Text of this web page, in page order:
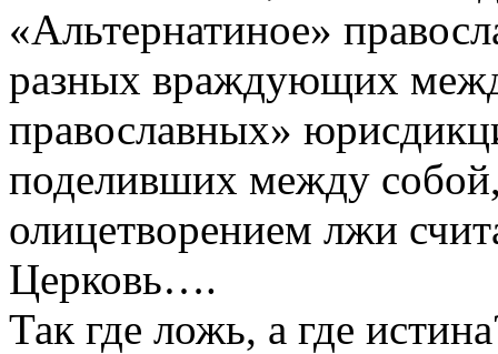
«Альтернатиное»
разных враждующих
православных»
поделивших между
олицетворением лжи
Церковь….
Так где ложь, а где